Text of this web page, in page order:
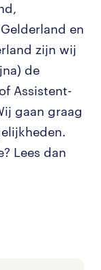
en
zijn wij
de
Assistent-
gaan graag
Lees dan